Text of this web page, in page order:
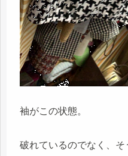
袖がこの状態。
破れているのでなく、そ